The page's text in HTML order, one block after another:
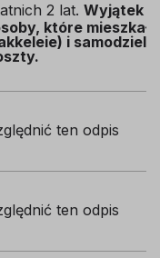
2 lat. Wyjątek
które
i
ten odpis
ten odpis